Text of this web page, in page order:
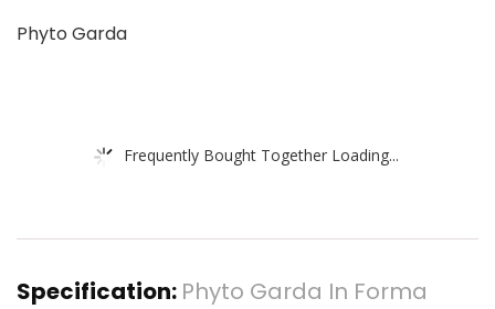
Phyto Garda
Frequently Bought Together Loading...
Specification: Phyto Garda In Forma